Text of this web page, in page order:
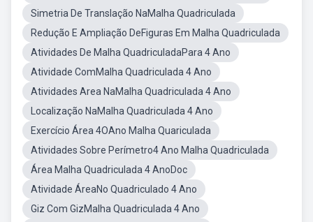
Simetria De Translação NaMalha Quadriculada
Redução E Ampliação DeFiguras Em Malha Quadriculada
Atividades De Malha QuadriculadaPara 4 Ano
Atividade ComMalha Quadriculada 4 Ano
Atividades Area NaMalha Quadriculada 4 Ano
Localização NaMalha Quadriculada 4 Ano
Exercício Área 4OAno Malha Quariculada
Atividades Sobre Perímetro4 Ano Malha Quadriculada
Área Malha Quadriculada 4 AnoDoc
Atividade ÁreaNo Quadriculado 4 Ano
Giz Com GizMalha Quadriculada 4 Ano